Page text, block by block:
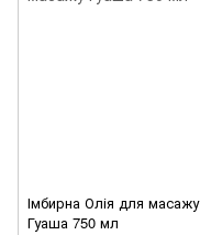
Імбирна Олія для масажу
Гуаша 750 мл